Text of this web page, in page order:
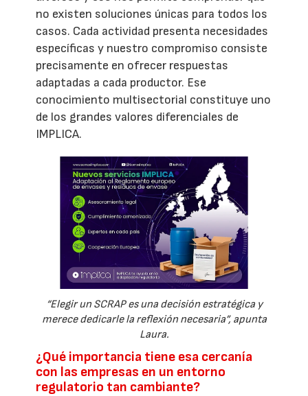
no existen soluciones únicas para todos los
casos. Cada actividad presenta necesidades
específicas y nuestro compromiso consiste
precisamente en ofrecer respuestas
adaptadas a cada productor. Ese
conocimiento multisectorial constituye uno
de los grandes valores diferenciales de
IMPLICA.
“Elegir un SCRAP es una decisión estratégica y
merece dedicarle la reflexión necesaria”, apunta
Laura.
¿Qué importancia tiene esa cercanía
con las empresas en un entorno
regulatorio tan cambiante?